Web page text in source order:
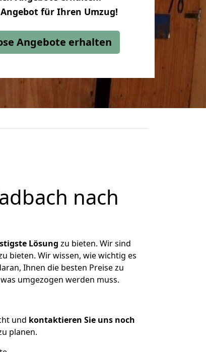
für Ihren Umzug!
Angebote erhalten
nach
Lösung zu bieten. Wir sind
bieten. Wir wissen, wie wichtig es
Ihnen die besten Preise zu
umgezogen werden muss.
und kontaktieren Sie uns noch
planen.